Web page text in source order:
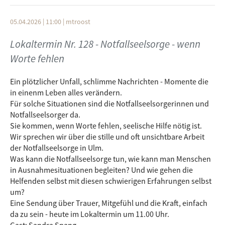
Gäste: Vera Maria Perkovac, Jamila Schönsiegel, Eva-Maria
Seccia, Giovanni Seccia)
Moderation: Michael Troost
05.04.2026 | 11:00 | mtroost
Lokaltermin Nr. 128 - Notfallseelsorge - wenn
Worte fehlen
Ein plötzlicher Unfall, schlimme Nachrichten - Momente die
in einenm Leben alles verändern.
Für solche Situationen sind die Notfallseelsorgerinnen und
Notfallseelsorger da.
Sie kommen, wenn Worte fehlen, seelische Hilfe nötig ist.
Wir sprechen wir über die stille und oft unsichtbare Arbeit
der Notfallseelsorge in Ulm.
Was kann die Notfallseelsorge tun, wie kann man Menschen
in Ausnahmesituationen begleiten? Und wie gehen die
Helfenden selbst mit diesen schwierigen Erfahrungen selbst
um?
Eine Sendung über Trauer, Mitgefühl und die Kraft, einfach
da zu sein - heute im Lokaltermin um 11.00 Uhr.